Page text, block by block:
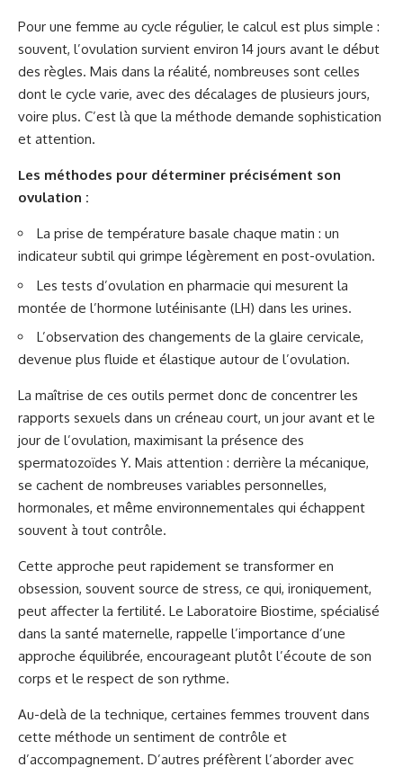
Pour une femme au cycle régulier, le calcul est plus simple :
souvent, l’ovulation survient environ 14 jours avant le début
des règles. Mais dans la réalité, nombreuses sont celles
dont le cycle varie, avec des décalages de plusieurs jours,
voire plus. C’est là que la méthode demande sophistication
et attention.
Les méthodes pour déterminer précisément son
ovulation :
La prise de température basale chaque matin : un
indicateur subtil qui grimpe légèrement en post-ovulation.
Les tests d’ovulation en pharmacie qui mesurent la
montée de l’hormone lutéinisante (LH) dans les urines.
L’observation des changements de la glaire cervicale,
devenue plus fluide et élastique autour de l’ovulation.
La maîtrise de ces outils permet donc de concentrer les
rapports sexuels dans un créneau court, un jour avant et le
jour de l’ovulation, maximisant la présence des
spermatozoïdes Y. Mais attention : derrière la mécanique,
se cachent de nombreuses variables personnelles,
hormonales, et même environnementales qui échappent
souvent à tout contrôle.
Cette approche peut rapidement se transformer en
obsession, souvent source de stress, ce qui, ironiquement,
peut affecter la fertilité. Le Laboratoire Biostime, spécialisé
dans la santé maternelle, rappelle l’importance d’une
approche équilibrée, encourageant plutôt l’écoute de son
corps et le respect de son rythme.
Au-delà de la technique, certaines femmes trouvent dans
cette méthode un sentiment de contrôle et
d’accompagnement. D’autres préfèrent l’aborder avec